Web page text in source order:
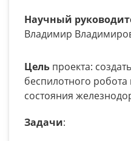
Научный
Владимир
Цель проекта:
беспилотного
состояния
Задачи: